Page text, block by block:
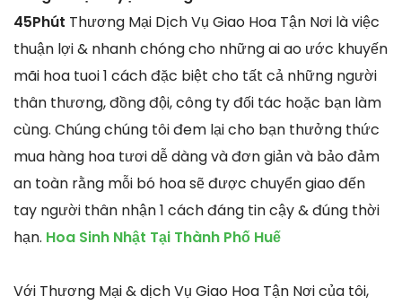
45Phút Thương Mại Dịch Vụ Giao Hoa Tận Nơi là việc
thuận lợi & nhanh chóng cho những ai ao ước khuyến
mãi hoa tuoi 1 cách đặc biệt cho tất cả những người
thân thương, đồng đội, công ty đối tác hoặc bạn làm
cùng. Chúng chúng tôi đem lại cho bạn thưởng thức
mua hàng hoa tươi dễ dàng và đơn giản và bảo đảm
an toàn rằng mỗi bó hoa sẽ được chuyển giao đến
tay người thân nhận 1 cách đáng tin cậy & đúng thời
hạn. Hoa Sinh Nhật Tại Thành Phố Huế
Với Thương Mại & dịch Vụ Giao Hoa Tận Nơi của tôi,